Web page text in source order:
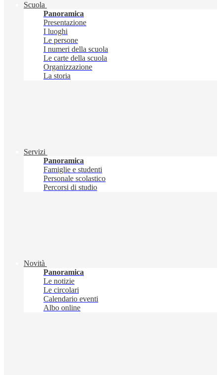
Scuola
Panoramica
Presentazione
I luoghi
Le persone
I numeri della scuola
Le carte della scuola
Organizzazione
La storia
Servizi
Panoramica
Famiglie e studenti
Personale scolastico
Percorsi di studio
Novità
Panoramica
Le notizie
Le circolari
Calendario eventi
Albo online